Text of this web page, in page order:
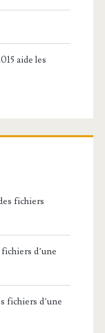
aide les
fichiers
d’une
fichiers d’une